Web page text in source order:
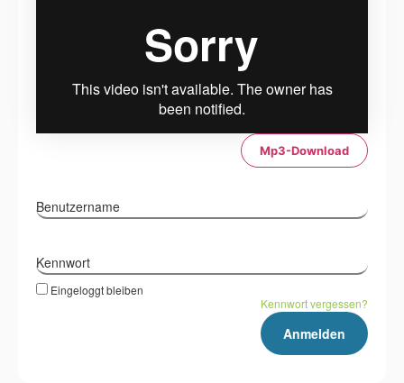
Mp3-Download
Benutzername
Kennwort
Eingeloggt bleiben
Kennwort vergessen?